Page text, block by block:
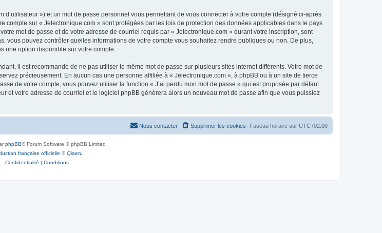
») et un mot de passe personnel vous permettant de vous connecter à votre compte (désigné ci-après
sur « Jelectronique.com » sont protégées par les lois de protection des données applicables dans le pays
mot de passe et de votre adresse de courriel requis par « Jelectronique.com » durant votre inscription, sont
pouvez contrôler quelles informations de votre compte vous souhaitez rendre publiques ou non. De plus,
une option disponible sur votre compte.
il est recommandé de ne pas utiliser le même mot de passe sur plusieurs sites internet différents. Votre mot de
précieusement. En aucun cas une personne affiliée à « Jelectronique.com », à phpBB ou à un site de tierce
de votre compte, vous pouvez utiliser la fonction « J’ai perdu mon mot de passe » qui est proposée par défaut
et votre adresse de courriel et le logiciel phpBB générera alors un nouveau mot de passe afin que vous puissiez
Fuseau horaire sur UTC+02:00
Supprimer les cookies
Nous contacter
phpBB® Forum Software © phpBB Limited
française officielle ©Qiaeru
Confidentialité | Conditions